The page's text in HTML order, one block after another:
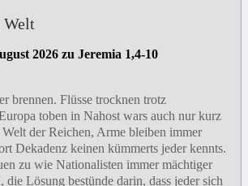
Welt
2026 zu Jeremia 1,4-10
brennen. Flüsse trocknen trotz
toben in Nahost wars auch nur kurz
der Reichen, Arme bleiben immer
Dekadenz keinen kümmerts jeder kennts.
zu wie Nationalisten immer mächtiger
die Lösung bestünde darin, dass jeder sich